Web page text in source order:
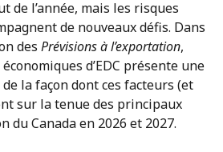
de l’année, mais les risques
de nouveaux défis. Dans
des Prévisions à l’exportation,
d’EDC présente une
la façon dont ces facteurs (et
sur la tenue des principaux
du Canada en 2026 et 2027.